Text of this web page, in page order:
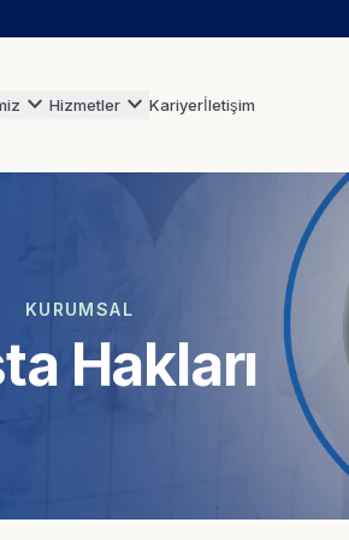
expand_more Hizmetlerexpand_more Kariyerİletişim
KURUMSAL
Hakları